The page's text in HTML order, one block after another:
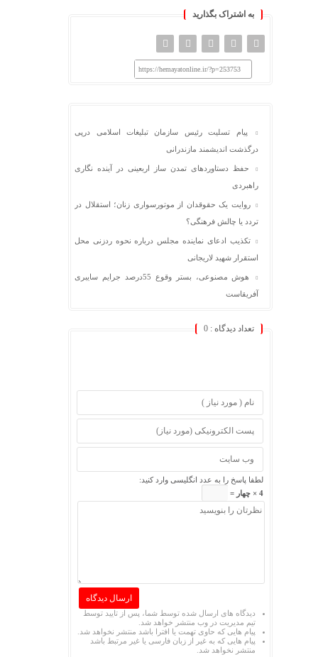
به اشتراک بگذارید
https://hemayatonline.ir/?p=253753
پیام تسلیت رئیس سازمان تبلیغات اسلامی درپی
درگذشت اندیشمند مازندرانی
حفظ دستاوردهای تمدن ساز اربعینی در آینده نگاری
راهبردی
روایت یک حقوقدان از موتورسواری زنان؛ استقلال در
تردد یا چالش فرهنگی؟
تکذیب ادعای نماینده مجلس درباره نحوه ردزنی محل
استقرار شهید لاریجانی
هوش مصنوعی، بستر وقوع 55درصد جرایم سایبری
آفریقاست
تعداد دیدگاه : 0
لطفا پاسخ را به عدد انگلیسی وارد کنید:
4 × چهار =
دیدگاه های ارسال شده توسط شما، پس از تایید توسط
تیم مدیریت در وب منتشر خواهد شد.
پیام هایی که حاوی تهمت یا افترا باشد منتشر نخواهد شد.
پیام هایی که به غیر از زبان فارسی یا غیر مرتبط باشد
منتشر نخواهد شد.